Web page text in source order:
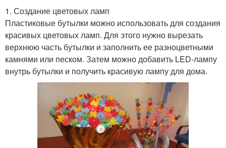
1. Создание цветовых ламп
Пластиковые бутылки можно использовать для создания
красивых цветовых ламп. Для этого нужно вырезать
верхнюю часть бутылки и заполнить ее разноцветными
камнями или песком. Затем можно добавить LED-лампу
внутрь бутылки и получить красивую лампу для дома.